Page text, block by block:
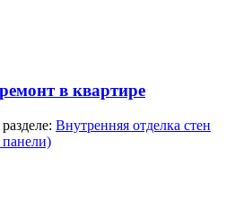
в квартире
Внутренняя отделка стен
панели)